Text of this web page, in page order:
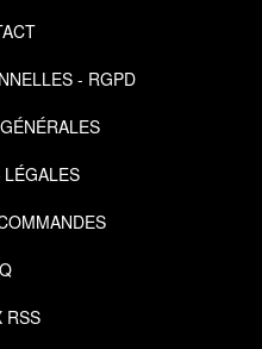
- RGPD
RSS